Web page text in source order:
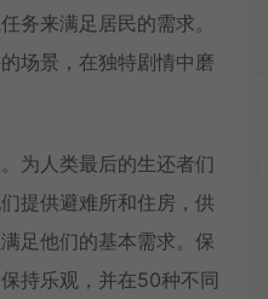
务来满足居民的需求。
场景，在独特剧情中磨
为人类最后的生还者们
提供避难所和住房，供
足他们的基本需求。保
持乐观，并在50种不同